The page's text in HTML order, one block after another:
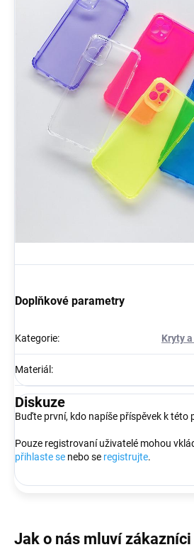
Doplňkové parametry
Kategorie: Kryty
Materiál :
Diskuze
Buďte první, kdo napíše příspěvek k této
Pouze registrovaní uživatelé mohou
přihlaste se nebo se registrujte.